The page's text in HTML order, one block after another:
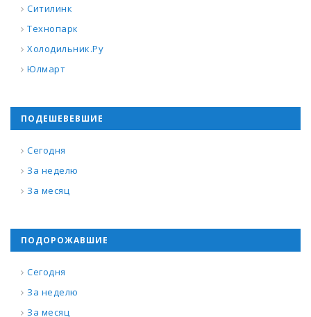
Ситилинк
Технопарк
Холодильник.Ру
Юлмарт
ПОДЕШЕВЕВШИЕ
Сегодня
За неделю
За месяц
ПОДОРОЖАВШИЕ
Сегодня
За неделю
За месяц